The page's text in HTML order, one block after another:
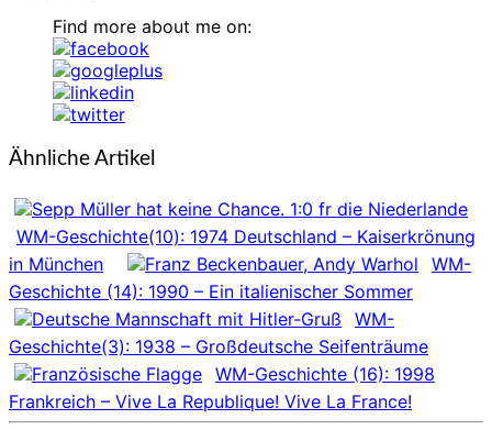
Find more about me on:
Ähnliche Artikel
WM-Geschichte(10): 1974 Deutschland – Kaiserkrönung
in München
WM-
Geschichte (14): 1990 – Ein italienischer Sommer
WM-
Geschichte(3): 1938 – Großdeutsche Seifenträume
WM-Geschichte (16): 1998
Frankreich – Vive La Republique! Vive La France!